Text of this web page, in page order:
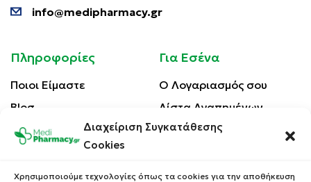
Διαχείριση Συγκατάθεσης
Cookies
Χρησιμοποιούμε τεχνολογίες όπως τα cookies για την αποθήκευση
info@medipharmacy.gr
Πληροφορίες
Ποιοι Είμαστε
Blog
Επικοινωνία
Για Εσένα
Ο Λογαριασμός σου
Λίστα Αγαπημένων
Οι Παραγγελίες σου
Κέρδισε Κουπόνι